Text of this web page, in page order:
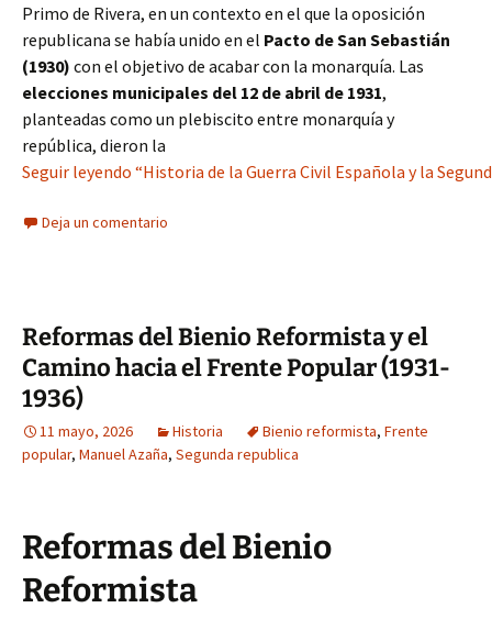
Primo de Rivera, en un contexto en el que la oposición
republicana se había unido en el Pacto de San Sebastián
(1930) con el objetivo de acabar con la monarquía. Las
elecciones municipales del 12 de abril de 1931,
planteadas como un plebiscito entre monarquía y
república, dieron la
Seguir leyendo “Historia de la Guerra Civil Española y la
Deja un comentario
Reformas del Bienio Reformista y el
Camino hacia el Frente Popular (1931-
1936)
11 mayo, 2026 Historia Bienio reformista, Frente
popular, Manuel Azaña, Segunda republica
Reformas del Bienio
Reformista